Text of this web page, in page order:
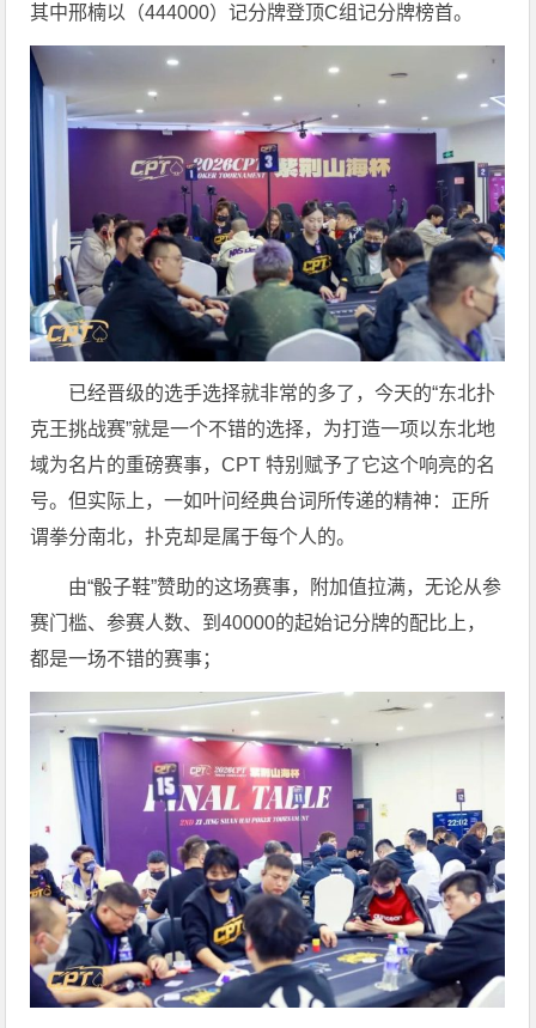
其中邢楠以（444000）记分牌登顶C组记分牌榜首。
已经晋级的选手选择就非常的多了，今天的“东北扑
克王挑战赛”就是一个不错的选择，为打造一项以东北地
域为名片的重磅赛事，CPT 特别赋予了它这个响亮的名
号。但实际上，一如叶问经典台词所传递的精神：正所
谓拳分南北，扑克却是属于每个人的。
由“骰子鞋”赞助的这场赛事，附加值拉满，无论从参
赛门槛、参赛人数、到40000的起始记分牌的配比上，
都是一场不错的赛事；